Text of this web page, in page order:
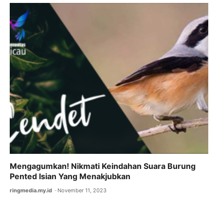
Mengagumkan! Nikmati Keindahan Suara Burung
Pented Isian Yang Menakjubkan
ringmedia.my.id November 11, 2023